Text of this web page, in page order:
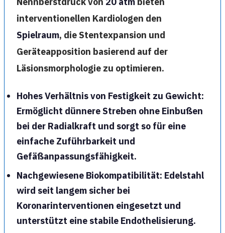
interventionellen Kardiologen den
Spielraum, die Stentexpansion und
Geräteapposition basierend auf der
Läsionsmorphologie zu optimieren.
Hohes Verhältnis von Festigkeit zu Gewicht:
Ermöglicht dünnere Streben ohne Einbußen
bei der Radialkraft und sorgt so für eine
einfache Zuführbarkeit und
Gefäßanpassungsfähigkeit.
Nachgewiesene Biokompatibilität: Edelstahl
wird seit langem sicher bei
Koronarinterventionen eingesetzt und
unterstützt eine stabile Endothelisierung.